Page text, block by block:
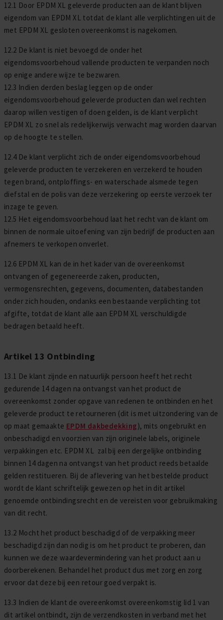
12.1 Door EPDM XL geleverde producten aan de klant blijven
eigendom van EPDM XL totdat de klant alle verplichtingen uit de
met EPDM XL gesloten overeenkomst is nagekomen.
12.2 De klant is niet bevoegd de onder het
eigendomsvoorbehoud vallende producten te verpanden noch
op enige andere wijze te bezwaren.
12.3 Indien derden beslag leggen op de onder
eigendomsvoorbehoud geleverde producten dan wel rechten
daarop willen vestigen of doen gelden, is de klant verplicht
EPDM XL zo snel als redelijkerwijs verwacht mag worden daarvan
op de hoogte te stellen.
12.4 De klant verplicht zich de onder eigendomsvoorbehoud
geleverde producten te verzekeren en verzekerd te houden
tegen brand, ontploffings- en waterschade alsmede tegen
diefstal en de polis van deze verzekering op eerste verzoek ter
inzage te geven.
12.5 Het eigendomsvoorbehoud laat het recht van de klant om
binnen de normale uitoefening van zijn bedrijf de producten aan
afnemers te verkopen onverlet.
12.6 EPDM XL kan de in het kader van de overeenkomst
ontvangen of gegenereerde zaken, producten,
vermogensrechten, gegevens, documenten, databestanden
onder zich houden, ondanks een bestaande verplichting tot
afgifte, totdat de klant alle aan EPDM XL verschuldigde
bedragen betaald heeft.
Artikel 13 Ontbinding
13.1 De klant zijnde en natuurlijk persoon heeft het recht
gedurende 14 dagen na ontvangst van het product de
overeenkomst zonder opgave van redenen te ontbinden en het
geleverde product te retourneren (dit is met uitzondering van de
op maat gemaakte EPDM dakbedekking), mits ongebruikt en
onbeschadigd en voorzien van zijn originele labels, originele
verpakkingen etc. EPDM XL zal bij een dergelijke ontbinding
binnen 14 dagen na ontvangst van het product reeds betaalde
gelden restitueren. Bij de aflevering van het bestelde product
wordt de klant schriftelijk gewezen op het in dit artikel
genoemde ontbindingsrecht en de vereisten voor gebruikmaking
van dit recht.
13.2 Mocht het product beschadigd of de verpakking meer
beschadigd zijn dan nodig is om het product te proberen, dan
kunnen we deze waardevermindering van het product aan u
doorberekenen. Behandel het product dus met zorg en zorg
ervoor dat deze bij een retour goed verpakt is.
13.3 Indien de klant de overeenkomst overeenkomstig lid 1 van
dit artikel ontbindt, zijn de verzendkosten in verband met het